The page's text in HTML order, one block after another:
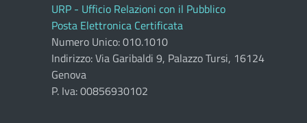
URP - Ufficio Relazioni con il Pubblico
Posta Elettronica Certificata
Numero Unico: 010.1010
Indirizzo: Via Garibaldi 9, Palazzo Tursi, 16124
Genova
P. Iva: 00856930102